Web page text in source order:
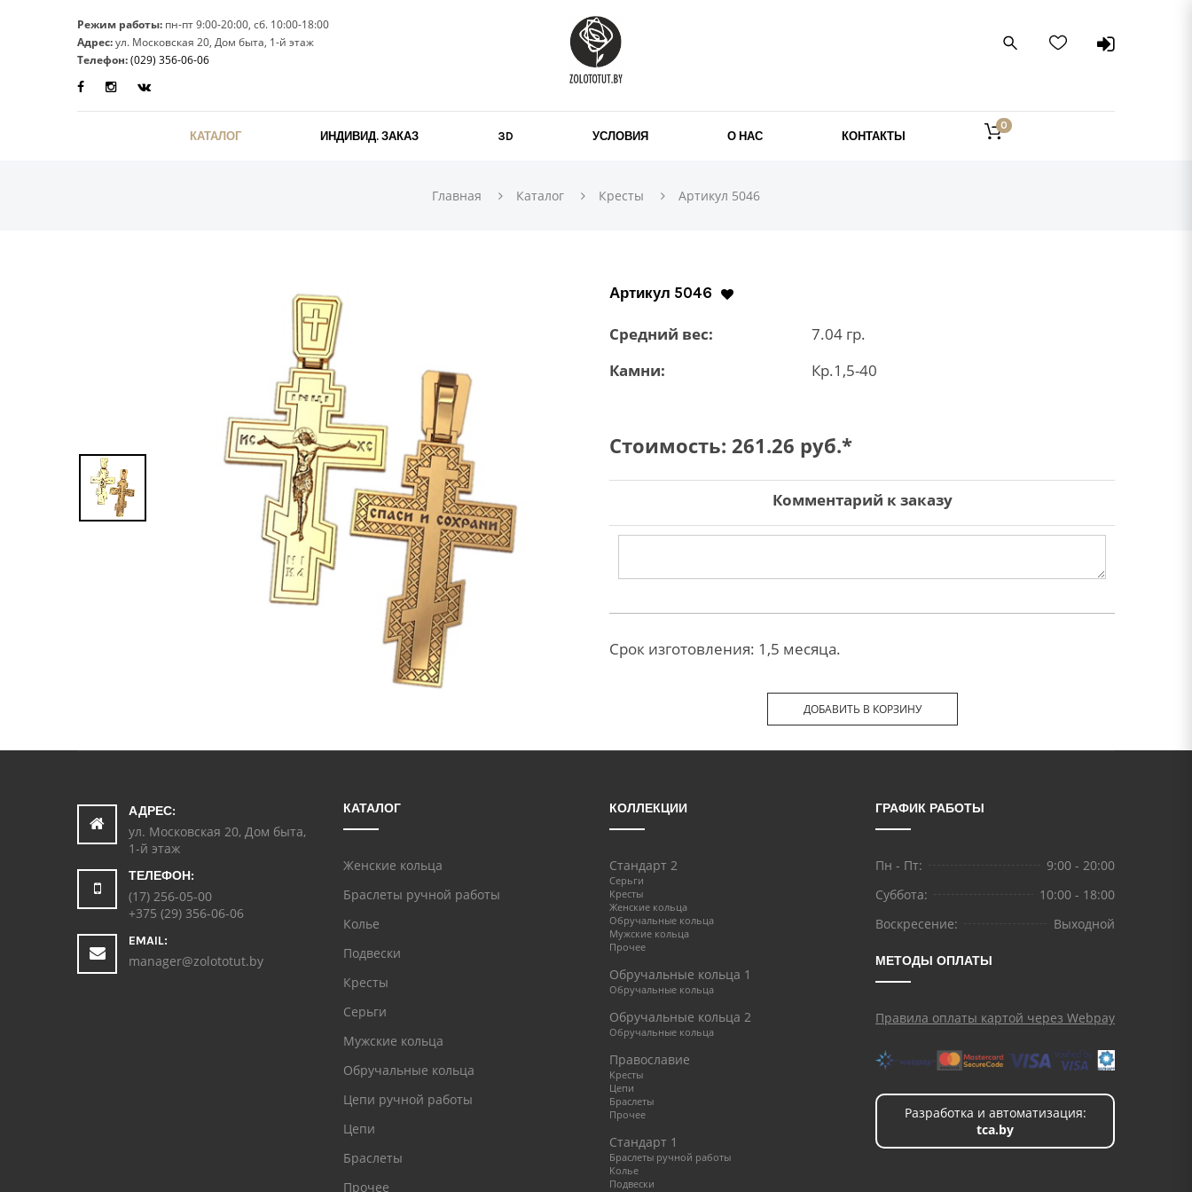
Режим работы: пн-пт 9:00-20:00, сб. 10:00-18:00
Адрес:ул. Московская 20, Дом быта, 1-й этаж
Телефон:(029) 356-06-06
КАТАЛОГ ИНДИВИД. ЗАКАЗ 3D УСЛОВИЯ О НАС КОНТАКТЫ
0
Главная Каталог Кресты Артикул 5046
Артикул 5046
Средний вес:
7.04 гр.
Камни:
Кр.1,5-40
Стоимость: 261.26 руб.*
Комментарий к заказу
Срок изготовления: 1,5 месяца.
ДОБАВИТЬ В КОРЗИНУ
АДРЕС:
ул. Московская 20, Дом быта,
1-й этаж
ТЕЛЕФОН:
(17) 256-05-00
+375 (29) 356-06-06
EMAIL:
manager@zolototut.by
КАТАЛОГ
Женские кольца
Браслеты ручной работы
Колье
Подвески
Кресты
Серьги
Мужские кольца
Обручальные кольца
Цепи ручной работы
Цепи
Браслеты
Прочее
КОЛЛЕКЦИИ
Стандарт 2
Серьги
Кресты
Женские кольца
Обручальные кольца
Мужские кольца
Прочее
Обручальные кольца 1
Обручальные кольца
Обручальные кольца 2
Обручальные кольца
Православие
Кресты
Цепи
Браслеты
Прочее
Стандарт 1
Браслеты ручной работы
Колье
Подвески
ГРАФИК РАБОТЫ
Пн - Пт:
9:00 - 20:00
Суббота:
10:00 - 18:00
Воскресение:
Выходной
МЕТОДЫ ОПЛАТЫ
Правила оплаты картой через Webpay
Разработка и автоматизация:
tca.by